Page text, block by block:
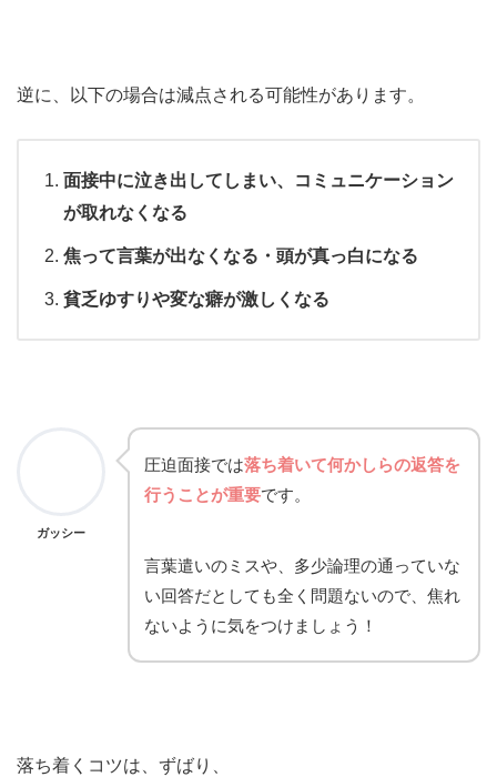
逆に、以下の場合は減点される可能性があります。
面接中に泣き出してしまい、コミュニケーション
が取れなくなる
焦って言葉が出なくなる・頭が真っ白になる
貧乏ゆすりや変な癖が激しくなる
ガッシー
圧迫面接では落ち着いて何かしらの返答を
行うことが重要です。
言葉遣いのミスや、多少論理の通っていな
い回答だとしても全く問題ないので、焦れ
ないように気をつけましょう！
落ち着くコツは、ずばり、